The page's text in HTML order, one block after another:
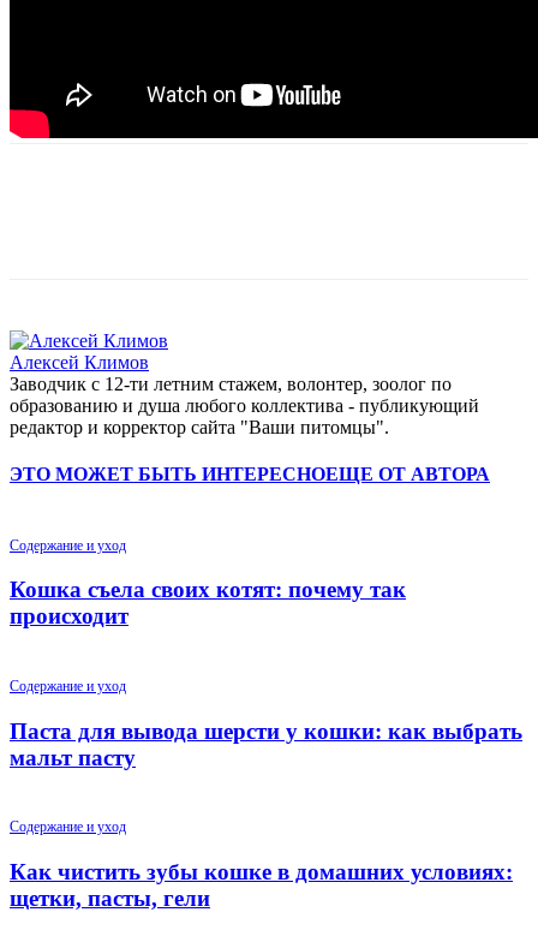
Алексей Климов
Заводчик c 12-ти летним стажем, волонтер, зоолог по
образованию и душа любого коллектива - публикующий
редактор и корректор сайта "Ваши питомцы".
ЭТО МОЖЕТ БЫТЬ ИНТЕРЕСНОЕЩЕ ОТ АВТОРА
Содержание и уход
Кошка съела своих котят: почему так
происходит
Содержание и уход
Паста для вывода шерсти у кошки: как выбрать
мальт пасту
Содержание и уход
Как чистить зубы кошке в домашних условиях:
щетки, пасты, гели